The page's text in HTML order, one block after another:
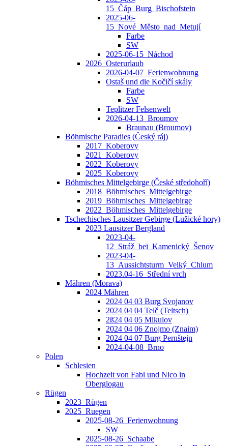
15_Čáp_Burg_Bischofstein
2025-06-
15_Nové_Město_nad_Metují
Farbe
SW
2025-06-15_Náchod
2026_Osterurlaub
2026-04-07_Ferienwohnung
Ostaš und die Kočičí skály
Farbe
SW
Teplitzer Felsenwelt
2026-04-13_Broumov
Braunau (Broumov)
Böhmische Paradies (Český ráj)
2017_Koberovy
2021_Koberovy
2022_Koberovy
2025_Koberovy
Böhmisches Mittelgebirge (České středohoří)
2018_Böhmisches_Mittelgebirge
2019_Böhmisches_Mittelgebirge
2022_Böhmisches_Mittelgebirge
Tschechisches Lausitzer Gebirge (Lužické hory)
2023 Lausitzer Bergland
2023-04-
12_Stráž_bei_Kamenický_Šenov
2023-04-
13_Aussichtsturm_Velký_Chlum
2023.04-16_Střední vrch
Mähren (Morava)
2024 Mähren
2024 04 03 Burg Svojanov
2024 04 04 Telč (Teltsch)
2ß24 04 05 Mikulov
2024 04 06 Znojmo (Znaim)
2024 04 07 Burg Pernštejn
2024-04-08_Brno
Polen
Schlesien
Hochzeit von Fabi und Nico in
Oberglogau
Rügen
2023_Rügen
2025_Ruegen
2025-08-26_Ferienwohnung
SW
2025-08-26_Schaabe